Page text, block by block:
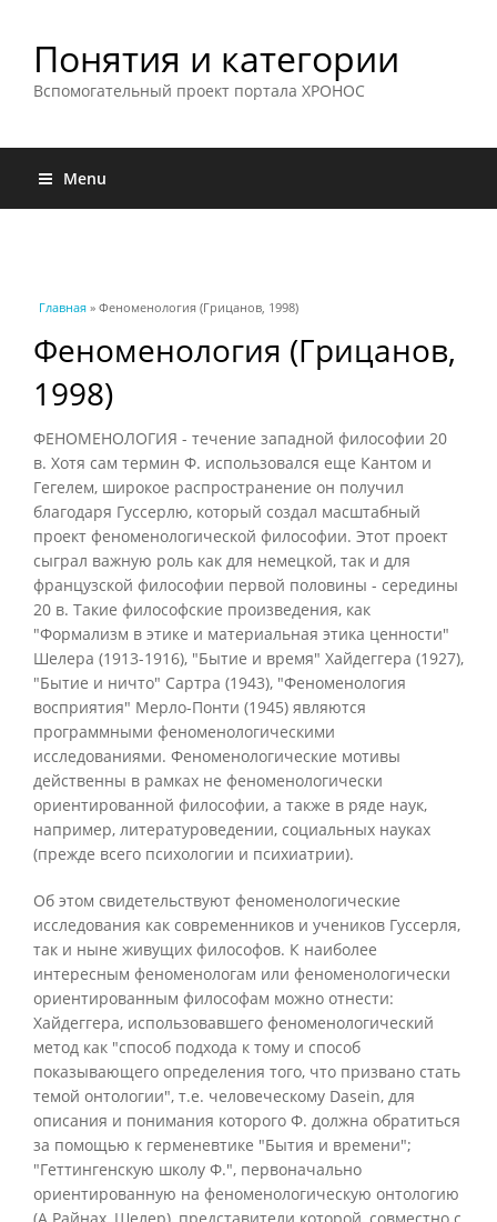
Понятия и категории
Вспомогательный проект портала ХРОНОС
Menu
Вы здесь
Главная » Феноменология (Грицанов, 1998)
Феноменология (Грицанов,
1998)
ФЕНОМЕНОЛОГИЯ - течение западной философии 20
в. Хотя сам термин Ф. использовался еще Кантом и
Гегелем, широкое распространение он получил
благодаря Гуссерлю, который создал масштабный
проект феноменологической философии. Этот проект
сыграл важную роль как для немецкой, так и для
французской философии первой половины - середины
20 в. Такие философские произведения, как
"Формализм в этике и материальная этика ценности"
Шелера (1913-1916), "Бытие и время" Хайдеггера (1927),
"Бытие и ничто" Сартра (1943), "Феноменология
восприятия" Мерло-Понти (1945) являются
программными феноменологическими
исследованиями. Феноменологические мотивы
действенны в рамках не феноменологически
ориентированной философии, а также в ряде наук,
например, литературоведении, социальных науках
(прежде всего психологии и психиатрии).
Об этом свидетельствуют феноменологические
исследования как современников и учеников Гуссерля,
так и ныне живущих философов. К наиболее
интересным феноменологам или феноменологически
ориентированным философам можно отнести:
Хайдеггера, использовавшего феноменологический
метод как "способ подхода к тому и способ
показывающего определения того, что призвано стать
темой онтологии", т.е. человеческому Dasein, для
описания и понимания которого Ф. должна обратиться
за помощью к герменевтике "Бытия и времени";
"Геттингенскую школу Ф.", первоначально
ориентированную на феноменологическую онтологию
(А.Райнах, Шелер), представители которой, совместно с